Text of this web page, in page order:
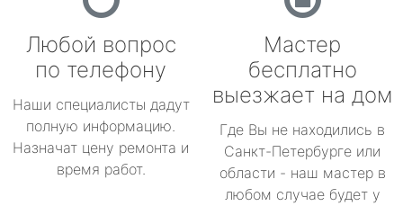
Любой вопрос
по телефону
Наши специалисты дадут
полную информацию.
Назначат цену ремонта и
время работ.
Мастер
бесплатно
выезжает на дом
Где Вы не находились в
Санкт-Петербурге или
области - наш мастер в
любом случае будет у